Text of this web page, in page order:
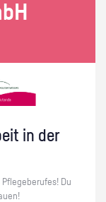
in der
Du